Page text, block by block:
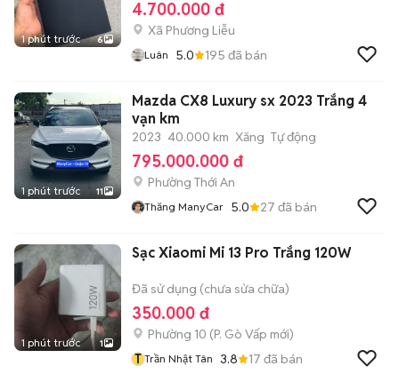
1 phút trước 6
4.700.000 đ
Xã Phương Liễu
Luân 5.0 195 đã bán
1 phút trước 11
Mazda CX8 Luxury sx 2023 Trắng 4
vạn km
2023 40.000 km Xăng Tự động
795.000.000 đ
Phường Thới An
Thăng ManyCar 5.0 27 đã bán
1 phút trước 1
Sạc Xiaomi Mi 13 Pro Trắng 120W
Đã sử dụng (chưa sửa chữa)
350.000 đ
Phường 10 (P. Gò Vấp mới)
T Trần Nhật Tân 3.8 17 đã bán